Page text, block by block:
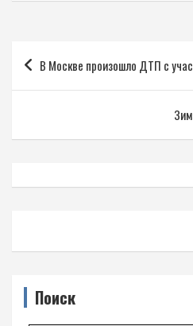
Навигация
по
В Москве произошло ДТП с
Поиск